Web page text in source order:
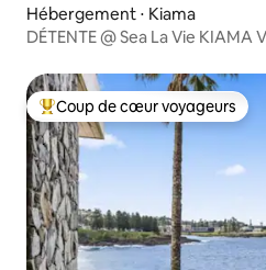
Hébergement ⋅ Kiama
DÉTENTE @ Sea La Vie
Coups de cœur voyageurs les
Coup de cœur voyageurs